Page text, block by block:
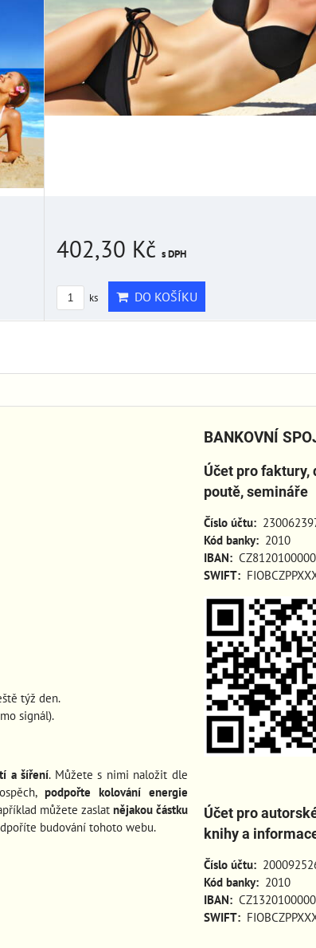
402,30 Kč s DPH
ks DO KOŠÍKU
týž den.
signál).
a šíření. Můžete s nimi naložit dle
,podpořte kolování energie
můžete zaslat nějakou částku
budování tohoto webu.
BANKOVNÍ
Účet pro faktury,
poutě, semináře
Číslo účtu:
Kód banky: 2010
IBAN:
SWIFT:
Účet pro
knihy a
Číslo účtu:
Kód banky: 2010
IBAN:
SWIFT: